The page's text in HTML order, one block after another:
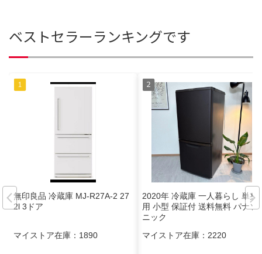
ベストセラーランキングです
無印良品 冷蔵庫 MJ-R27A-2 27
2l 3ドア
マイストア在庫： 1890
2020年 冷蔵庫 一人暮らし 単身
用 小型 保証付 送料無料 パナソ
ニック
マイストア在庫： 2220